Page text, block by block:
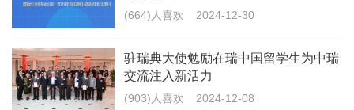
(664)人喜欢 2024-12-30
驻瑞典大使勉励在瑞中国留学生为中瑞
交流注入新活力
(903)人喜欢 2024-12-08